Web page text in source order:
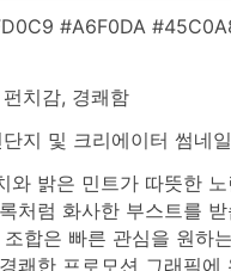
#A6F0DA
치감, 경쾌함
지 및 크리에이터 썸네일
와 밝은 민트가 따뜻한 노
처럼 화사한 부스트를 받
합은 빠른 관심을 원하
쾌한 프로모션 그래픽에